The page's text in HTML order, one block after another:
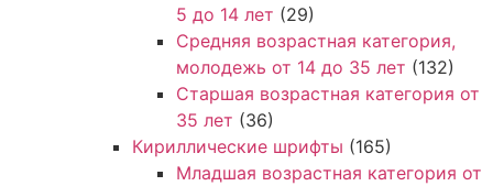
5 до 14 лет (29)
Средняя возрастная категория,
молодежь от 14 до 35 лет (132)
Старшая возрастная категория от
35 лет (36)
Кириллические шрифты (165)
Младшая возрастная категория от